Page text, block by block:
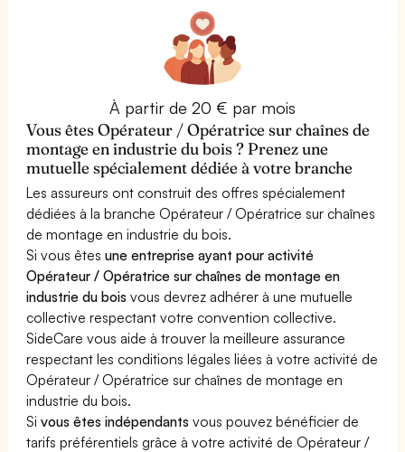
À partir de 20 € par mois
Vous êtes Opérateur / Opératrice sur chaînes de
montage en industrie du bois ? Prenez une
mutuelle spécialement dédiée à votre branche
Les assureurs ont construit des offres spécialement
dédiées à la branche Opérateur / Opératrice sur chaînes
de montage en industrie du bois.
Si vous êtesune entreprise ayant pour activité
Opérateur / Opératrice sur chaînes de montage en
industrie du bois vous devrez adhérer à une mutuelle
collective respectant votre convention collective.
SideCare vous aide à trouver la meilleure assurance
respectant les conditions légales liées à votre activité de
Opérateur / Opératrice sur chaînes de montage en
industrie du bois.
Sivous êtes indépendants vous pouvez bénéficier de
tarifs préférentiels grâce à votre activité de Opérateur /